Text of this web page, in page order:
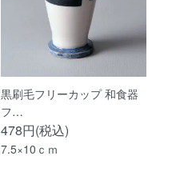
黒刷毛フリーカップ 和食器
フ…
478円(税込)
7.5×10ｃｍ